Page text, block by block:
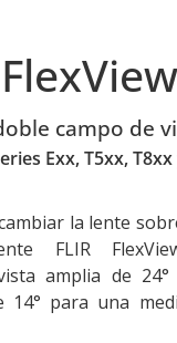
campo de
Exx, T5xx,
la lente
FLIR
amplia de
14° para una